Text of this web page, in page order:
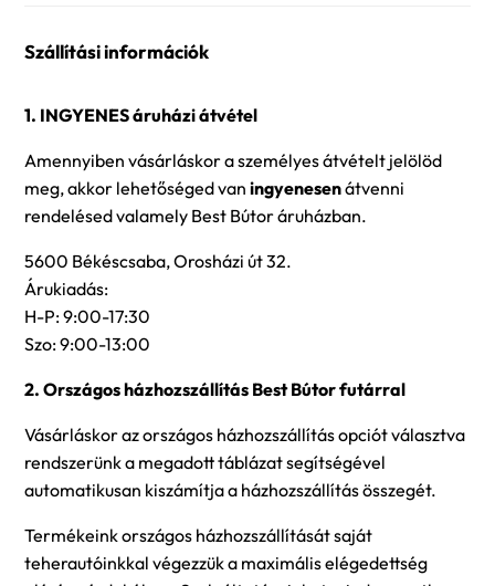
Szállítási információk
1. INGYENES áruházi átvétel
Amennyiben vásárláskor a személyes átvételt jelölöd
meg, akkor lehetőséged van ingyenesenátvenni
rendelésed valamely Best Bútor áruházban.
5600 Békéscsaba, Orosházi út 32.
Árukiadás:
H-P: 9:00-17:30
Szo: 9:00-13:00
2. Országos házhozszállítás Best Bútor futárral
Vásárláskor az országos házhozszállítás opciót választva
rendszerünk a megadott táblázat segítségével
automatikusan kiszámítja a házhozszállítás összegét.
Termékeink országos házhozszállítását saját
teherautóinkkal végezzük a maximális elégedettség